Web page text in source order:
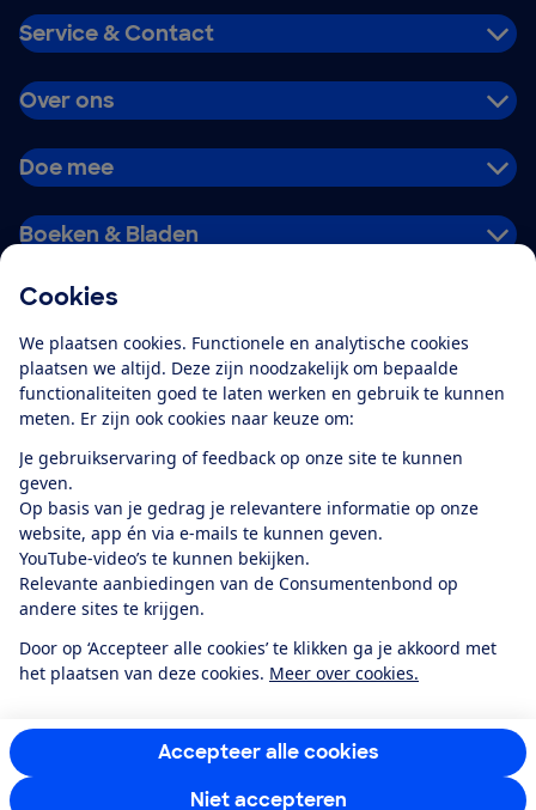
Cookies
We plaatsen cookies. Functionele en analytische cookies
plaatsen we altijd. Deze zijn noodzakelijk om bepaalde
functionaliteiten goed te laten werken en gebruik te kunnen
meten. Er zijn ook cookies naar keuze om:
Je gebruikservaring of feedback op onze site te kunnen
geven.
Op basis van je gedrag je relevantere informatie op onze
website, app én via e-mails te kunnen geven.
YouTube-video’s te kunnen bekijken.
Relevante aanbiedingen van de Consumentenbond op
andere sites te krijgen.
Door op ‘Accepteer alle cookies’ te klikken ga je akkoord met
het plaatsen van deze cookies. Meer over cookies.
Accepteer alle cookies
Niet accepteren
Service & Contact
Over ons
Doe mee
Boeken & Bladen
Alles over de
app
Algemene Voorwaarden
Privacyverklaring
Cookiebeleid
Privacyvoorkeuren
Toegankelijkheid
RSS-feed nieuws
Facebook
TwitterInstagram
YoutubeLinkedIn
12.901consumentenbeoordelen de Consumentenbondmet gemiddeld